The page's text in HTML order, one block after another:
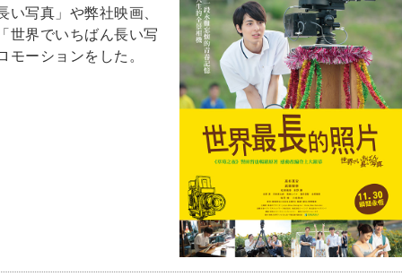
写真」や弊社映画、
世界でいちばん長い写
ーションをした。